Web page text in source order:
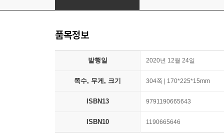
품목정보
발행일 2020년 12월 24일
쪽수, 무게, 크기 304쪽 | 170*225*15mm
ISBN13 9791190665643
ISBN10 1190665646